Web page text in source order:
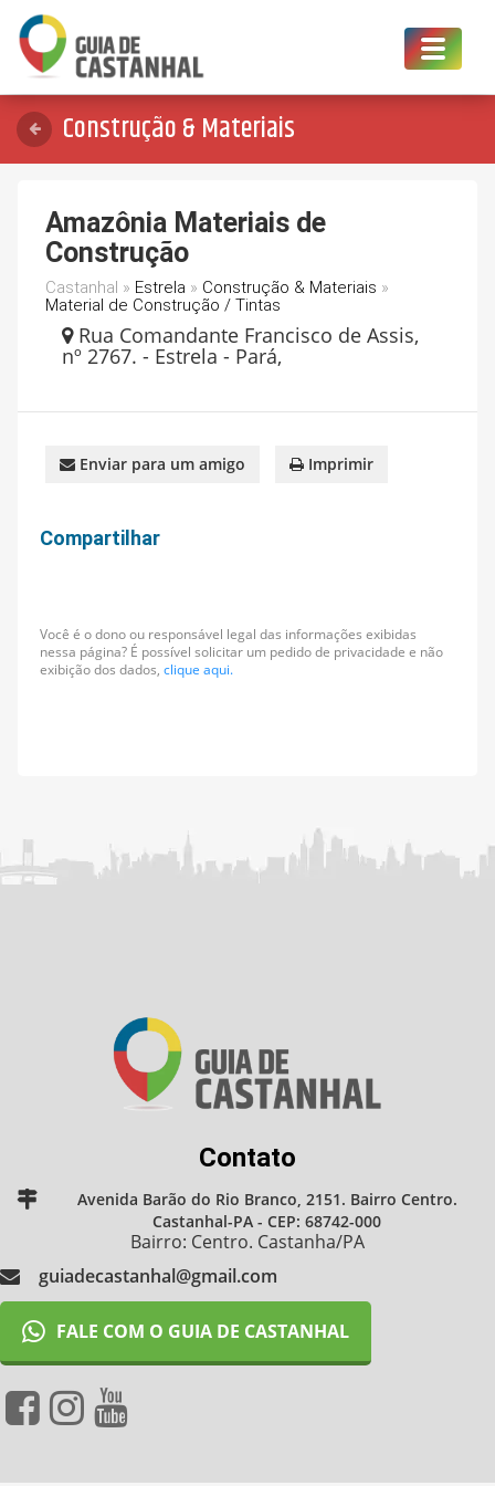
Toggle
Construção & Materiais
Amazônia Materiais de
Construção
Castanhal » Estrela » Construção & Materiais »
Material de Construção / Tintas
Rua Comandante Francisco de Assis,
nº 2767. - Estrela - Pará,
Enviar para um amigo Imprimir
Compartilhar
Você é o dono ou responsável legal das informações exibidas
nessa página? É possível solicitar um pedido de privacidade e não
exibição dos dados, clique aqui.
Contato
Avenida Barão do Rio Branco, 2151. Bairro Centro.
Castanhal-PA - CEP: 68742-000
Bairro: Centro. Castanha/PA
guiadecastanhal@gmail.com
FALE COM O GUIA DE CASTANHAL